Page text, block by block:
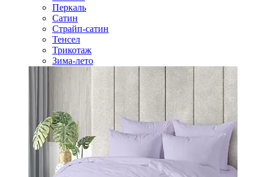
Перкаль
Сатин
Страйп-сатин
Тенсел
Трикотаж
Зима-лето